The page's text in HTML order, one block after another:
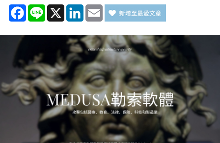
Facebook
Line X LinkedIn
Email